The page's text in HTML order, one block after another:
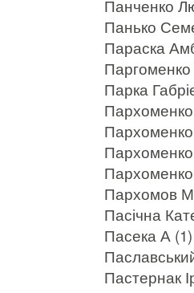
Панченко
Панько
Параска
Парка
Пархомов
Пасічна
Пасека А (1)
Пастернак